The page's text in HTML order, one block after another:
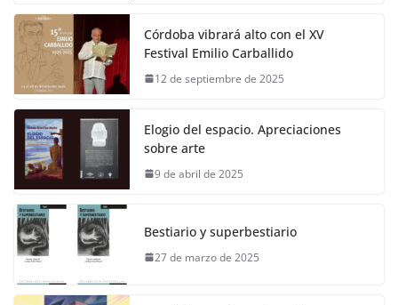
Córdoba vibrará alto con el XV
Festival Emilio Carballido
12 de septiembre de 2025
Elogio del espacio. Apreciaciones
sobre arte
9 de abril de 2025
Bestiario y superbestiario
27 de marzo de 2025